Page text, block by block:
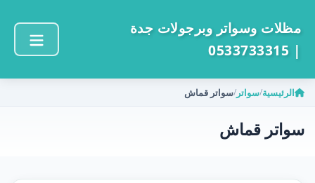
مظلات وسواتر وبرجولات جدة
| 0533733315
الرئيسية/سواتر /سواتر قماش
سواتر قماش